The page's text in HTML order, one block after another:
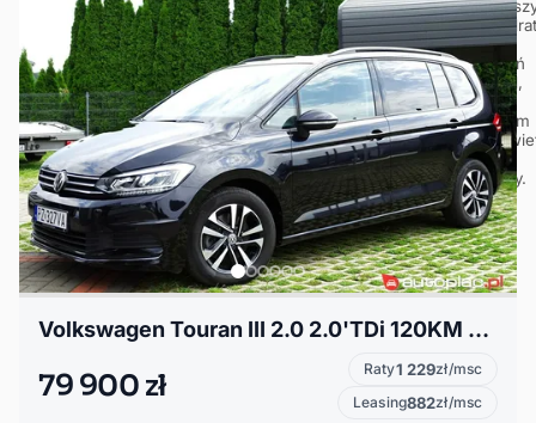
Volkswagen Touran III 2.0 2.0'TDi 120KM HighLine Premium Polski Salon! BogateWyp! tylko 57000km!
79 900 zł Raty1 229zł/msc
Leasing882zł/msc